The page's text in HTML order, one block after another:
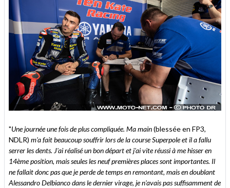
"Une journée une fois de plus compliquée. Ma main(blessée en FP3,
NDLR) m'a fait beaucoup souffrir lors de la course Superpole et il a fallu
serrer les dents. J'ai réalisé un bon départ et j'ai vite réussi à me hisser en
14ème position, mais seules les neuf premières places sont importantes. Il
ne fallait donc pas que je perde de temps en remontant, mais en doublant
Alessandro Delbianco dans le dernier virage, je n'avais pas suffisamment de